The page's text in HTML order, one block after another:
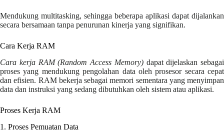
Mendukung multitasking, sehingga beberapa aplikasi dapat dijalankan
secara bersamaan tanpa penurunan kinerja yang signifikan.
Cara Kerja RAM
Cara kerja RAM (Random Access Memory)dapat dijelaskan sebagai
proses yang mendukung pengolahan data oleh prosesor secara cepat
dan efisien. RAM bekerja sebagai memori sementara yang menyimpan
data dan instruksi yang sedang dibutuhkan oleh sistem atau aplikasi.
Proses Kerja RAM
1. Proses Pemuatan Data